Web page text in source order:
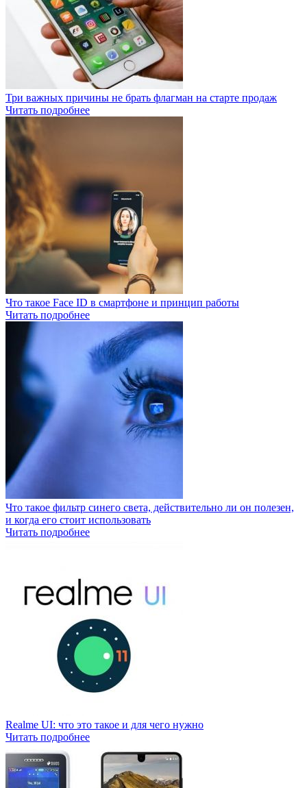
Три важных причины не брать флагман на старте продаж
Читать подробнее
Что такое Face ID в смартфоне и принцип работы
Читать подробнее
Что такое фильтр синего света, действительно ли он полезен,
и когда его стоит использовать
Читать подробнее
Realme UI: что это такое и для чего нужно
Читать подробнее